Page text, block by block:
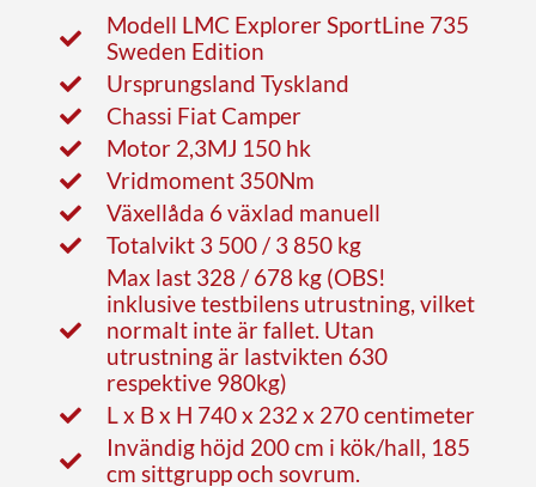
Modell LMC Explorer SportLine 735
Sweden Edition
Ursprungsland Tyskland
Chassi Fiat Camper
Motor 2,3MJ 150 hk
Vridmoment 350Nm
Växellåda 6 växlad manuell
Totalvikt 3 500 / 3 850 kg
Max last 328 / 678 kg (OBS!
inklusive testbilens utrustning, vilket
normalt inte är fallet. Utan
utrustning är lastvikten 630
respektive 980kg)
L x B x H 740 x 232 x 270 centimeter
Invändig höjd 200 cm i kök/hall, 185
cm sittgrupp och sovrum.